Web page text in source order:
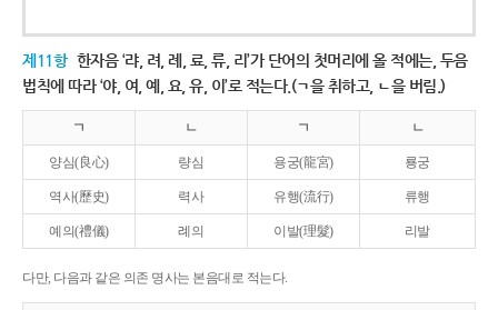
제11항 한자음 ‘랴, 려, 례, 료, 류, 리’가 단어의 첫머리에 올 적에는, 두음
법칙에 따라 ‘야, 여, 예, 요, 유, 이’로 적는다.(ㄱ을 취하고, ㄴ을 버림.)
ㄱ ㄴ ㄱ ㄴ
양심(良心) 량심 용궁(龍宮) 룡궁
역사(歷史) 력사 유행(流行) 류행
예의(禮儀) 례의 이발(理髮) 리발
다만, 다음과 같은 의존 명사는 본음대로 적는다.